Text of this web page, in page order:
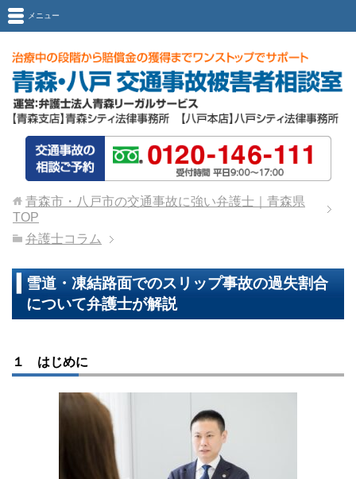
メニュー
青森市・八戸市の交通事故に強い弁護士｜青森県
TOP
弁護士コラム
雪道・凍結路面でのスリップ事故の過失割合
について弁護士が解説
１ はじめに